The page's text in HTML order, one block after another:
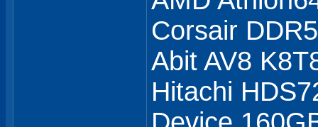
Corsair
Abit AV8
Hitachi